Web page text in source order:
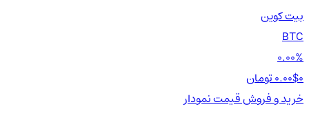
بیت کوین
BTC
0.00%
0.00$
خرید و فروشقیمتنمودار